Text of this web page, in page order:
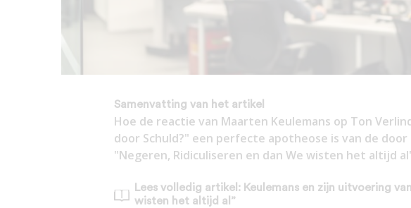
Samenvatting van het artikel
Hoe de reactie van Maarten Keulemans op Ton
door Schuld?" een perfecte apotheose is van de
"Negeren, Ridiculiseren en dan We wisten het altijd
Lees volledig artikel: Keulemans en zijn uitvoering
wisten het altijd al”